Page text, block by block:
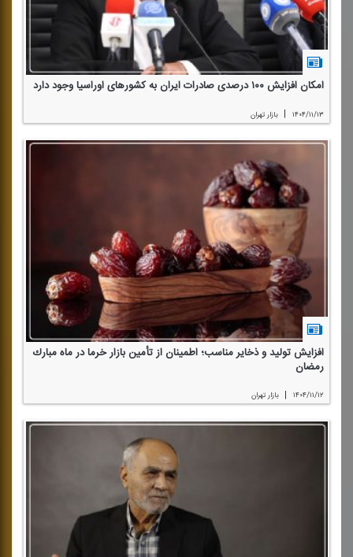
امكان افزایش ۱۰۰ درصدی صادرات ایران به كشورهای اوراسیا وجود دارد
۱۴۰۴/۱۱/۱۳ | بازار تهران
افزایش تولید و ذخایر مناسب؛ اطمینان از تأمین بازار خرما در ماه مبارك
رمضان
۱۴۰۴/۱۱/۱۲ | بازار تهران